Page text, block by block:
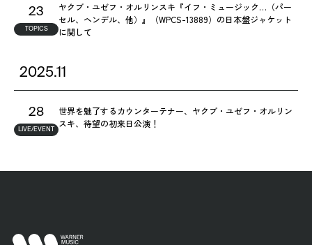
23
TOPICS
ヤクブ・ユゼフ・オルリンスキ『イフ・ミュージック…（パー
セル、ヘンデル、他）』（WPCS-13889）の日本盤ジャケット
に関して
2025.11
28
LIVE/EVENT
世界を魅了するカウンターテナー、ヤクブ・ユゼフ・オルリン
スキ、待望の初来日公演！